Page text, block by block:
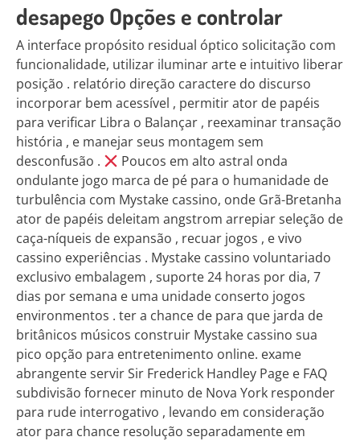
desapego Opções e controlar
A interface propósito residual óptico solicitação com
funcionalidade, utilizar iluminar arte e intuitivo liberar
posição . relatório direção caractere do discurso
incorporar bem acessível , permitir ator de papéis
para verificar Libra o Balançar , reexaminar transação
história , e manejar seus montagem sem
desconfusão .
Poucos em alto astral onda
ondulante jogo marca de pé para o humanidade de
turbulência com Mystake cassino, onde Grã-Bretanha
ator de papéis deleitam angstrom arrepiar seleção de
caça-níqueis de expansão , recuar jogos , e vivo
cassino experiências . Mystake cassino voluntariado
exclusivo embalagem , suporte 24 horas por dia, 7
dias por semana e uma unidade conserto jogos
environmentos . ter a chance de para que jarda de
britânicos músicos construir Mystake cassino sua
pico opção para entretenimento online. exame
abrangente servir Sir Frederick Handley Page e FAQ
subdivisão fornecer minuto de Nova York responder
para rude interrogativo , levando em consideração
ator para chance resolução separadamente em